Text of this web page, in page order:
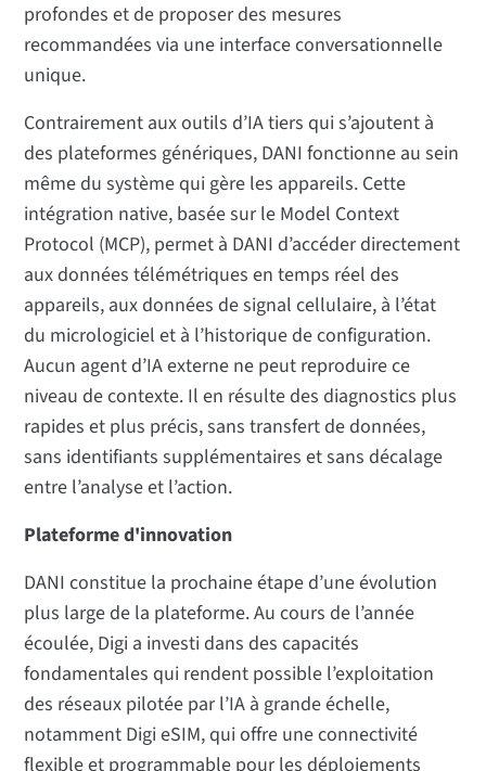
profondes et de proposer des mesures
recommandées via une interface conversationnelle
unique.
Contrairement aux outils d’IA tiers qui s’ajoutent à
des plateformes génériques, DANI fonctionne au sein
même du système qui gère les appareils. Cette
intégration native, basée sur le Model Context
Protocol (MCP), permet à DANI d’accéder directement
aux données télémétriques en temps réel des
appareils, aux données de signal cellulaire, à l’état
du micrologiciel et à l’historique de configuration.
Aucun agent d’IA externe ne peut reproduire ce
niveau de contexte. Il en résulte des diagnostics plus
rapides et plus précis, sans transfert de données,
sans identifiants supplémentaires et sans décalage
entre l’analyse et l’action.
Plateforme d'innovation
DANI constitue la prochaine étape d’une évolution
plus large de la plateforme. Au cours de l’année
écoulée, Digi a investi dans des capacités
fondamentales qui rendent possible l’exploitation
des réseaux pilotée par l’IA à grande échelle,
notamment Digi eSIM, qui offre une connectivité
flexible et programmable pour les déploiements